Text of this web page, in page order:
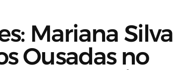
Mariana Silva
Ousadas no